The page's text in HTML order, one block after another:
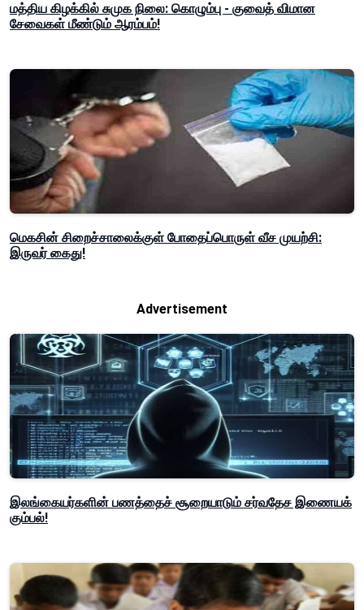
மத்திய கிழக்கில் சுமுக நிலை: கொழும்பு - குவைத் விமான
சேவைகள் மீண்டும் ஆரம்பம்!
மெகசின் சிறைச்சாலைக்குள் போதைப்பொருள் வீச முயற்சி:
இருவர் கைது!
Advertisement
இலங்கையர்களின் பணத்தைச் சூறையாடும் சர்வதேச இணையக்
கும்பல்!